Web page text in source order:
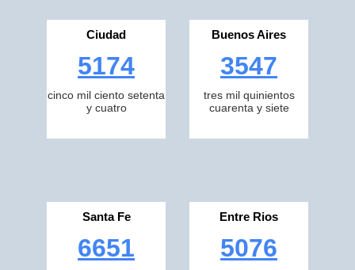
Ciudad
5174
cinco mil ciento setenta
y cuatro
Buenos Aires
3547
tres mil quinientos
cuarenta y siete
Santa Fe
6651
Entre Rios
5076